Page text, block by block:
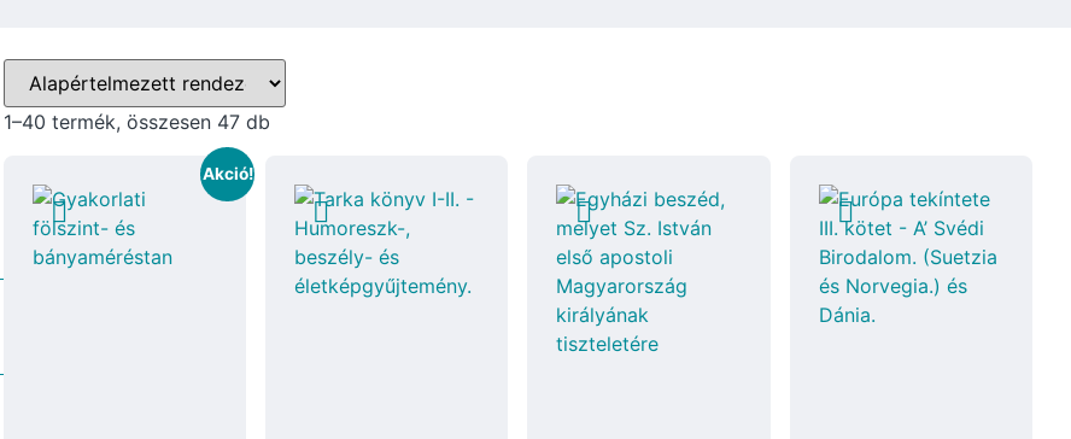
1–40 termék, összesen 47 db
Akció!